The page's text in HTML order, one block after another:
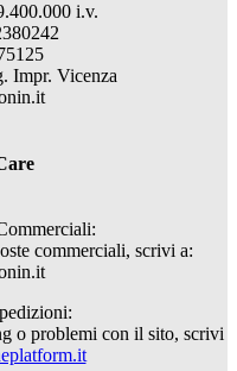
i.v.
Impr. Vicenza
commerciali, scrivi a:
o problemi con il sito, scrivi